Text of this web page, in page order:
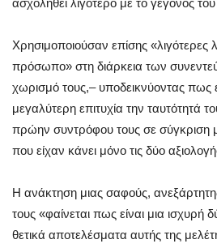
ασχοληθεί λιγότερο με το γεγονός
Χρησιμοποιούσαν επίσης «λιγότερες
πρόσωπο» στη διάρκεια των
χωρισμό τους,– υποδεικνύοντας πως
μεγαλύτερη επιτυχία την ταυτότητά
πρώην συντρόφου τους σε σύγκριση
που είχαν κάνει μόνο τις δύο
Η ανάκτηση μιας σαφούς,
τους «φαίνεται πως είναι μια ισχυρή
θετικά αποτελέσματα αυτής της